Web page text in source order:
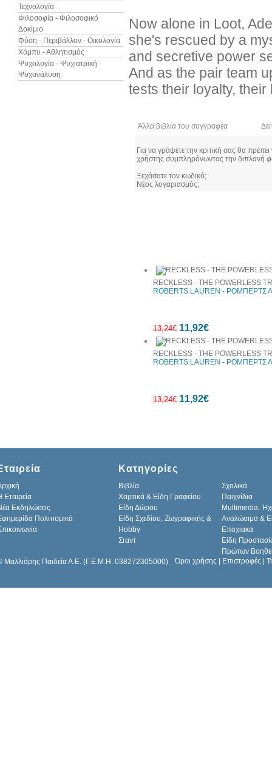
Τεχνολογία
Φιλοσοφία - Φιλοσοφικό
Δοκίμιο
Φύση - Περιβάλλον - Οικολογία
Χόμπυ - Αθλητισμός
Ψυχολογία - Ψυχιατρική -
Ψυχανάλυση
Now alone in Loot,
she's rescued by a
and secretive power
And as the pair team
tests their loyalty,
Άλλα βιβλία του συγγραφέα
Για να γράψετε την κριτική σας θα
χρήστης συμπληρόνωντας την διπλανή
Ξεχάσατε τον κωδικό;
Νέος λογαριασμός;
RECKLESS - THE POWERLESS
ROBERTS LAUREN - ΡΟΜΠΕΡΤΣ
13,24€ 11,92€
RECKLESS - THE POWERLESS
ROBERTS LAUREN - ΡΟΜΠΕΡΤΣ
13,24€ 11,92€
Εταιρεία
Εκδηλώσεις
Πολιτισμικά
Κατηγορίες
Βιβλία
Σχολικά
Χαρτικά & Είδη Γραφείου
Παιχνίδια
Είδη Δώρου
Multimedia,
Είδη Σχεδίου, Ζωγραφικής &
Hobby
Αναλώσιμα &
Εποχιακά
Σταντ
Είδη
Πρώτων
Μαλλιάρης Παιδεία Α.Ε. (Γ.Ε.Μ.Η. 038272305000)
Όροι χρήσης Επιστροφές